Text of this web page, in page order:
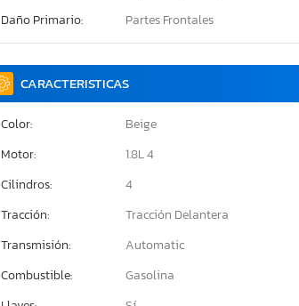
Daño Primario:
Partes Frontales
CARACTERISTICAS
Color:
Beige
Motor:
1.8L 4
Cilindros:
4
Tracción:
Tracción Delantera
Transmisión:
Automatic
Combustible:
Gasolina